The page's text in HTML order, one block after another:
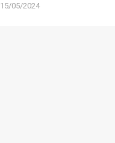
15/05/2024